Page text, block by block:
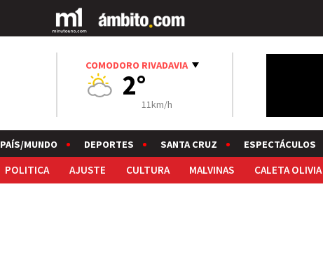
COMODORO RIVADAVIA
2°
11km/h
PAÍS/MUNDO DEPORTES SANTA CRUZ ESPECTÁCULOS
POLITICA AJUSTE CULTURA MALVINAS CALETA OLIVIA